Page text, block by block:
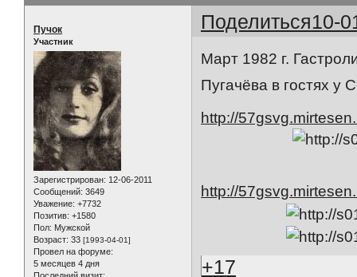
Поделиться10-
Пучок
Участник
Зарегистрирован: 12-06-2011
Сообщений: 3649
Уважение: +7732
Позитив: +1580
Пол: Мужской
Возраст: 33 [1993-04-01]
Провел на форуме:
5 месяцев 4 дня
Март 1982 г.
Пугачёва в гостях у
http://
http://
+17